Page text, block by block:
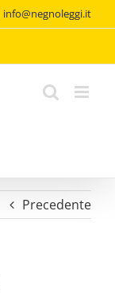
info@negnoleggi.it
Precedente